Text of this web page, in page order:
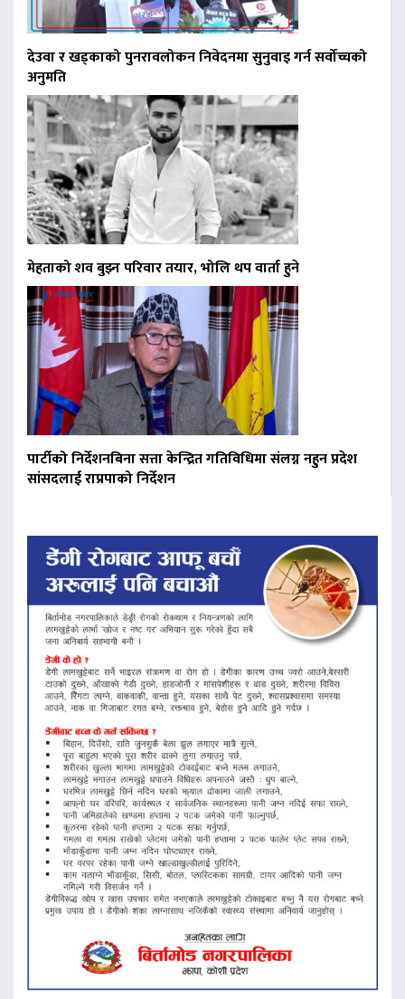
देउवा र खड्काको पुनरावलोकन निवेदनमा सुनुवाइ गर्न सर्वोच्चको
अनुमति
मेहताको शव बुझ्न परिवार तयार, भोलि थप वार्ता हुने
पार्टीको निर्देशनबिना सत्ता केन्द्रित गतिविधिमा संलग्न नहुन प्रदेश
सांसदलाई राप्रपाको निर्देशन